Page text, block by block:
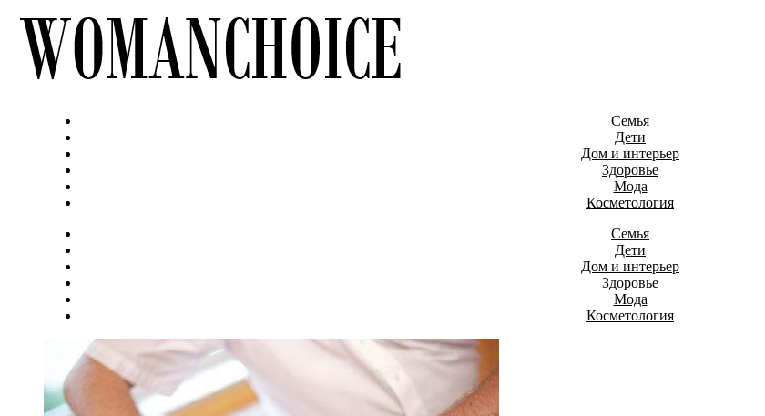
Семья
Дети
Дом и интерьер
Здоровье
Мода
Косметология
Семья
Дети
Дом и интерьер
Здоровье
Мода
Косметология